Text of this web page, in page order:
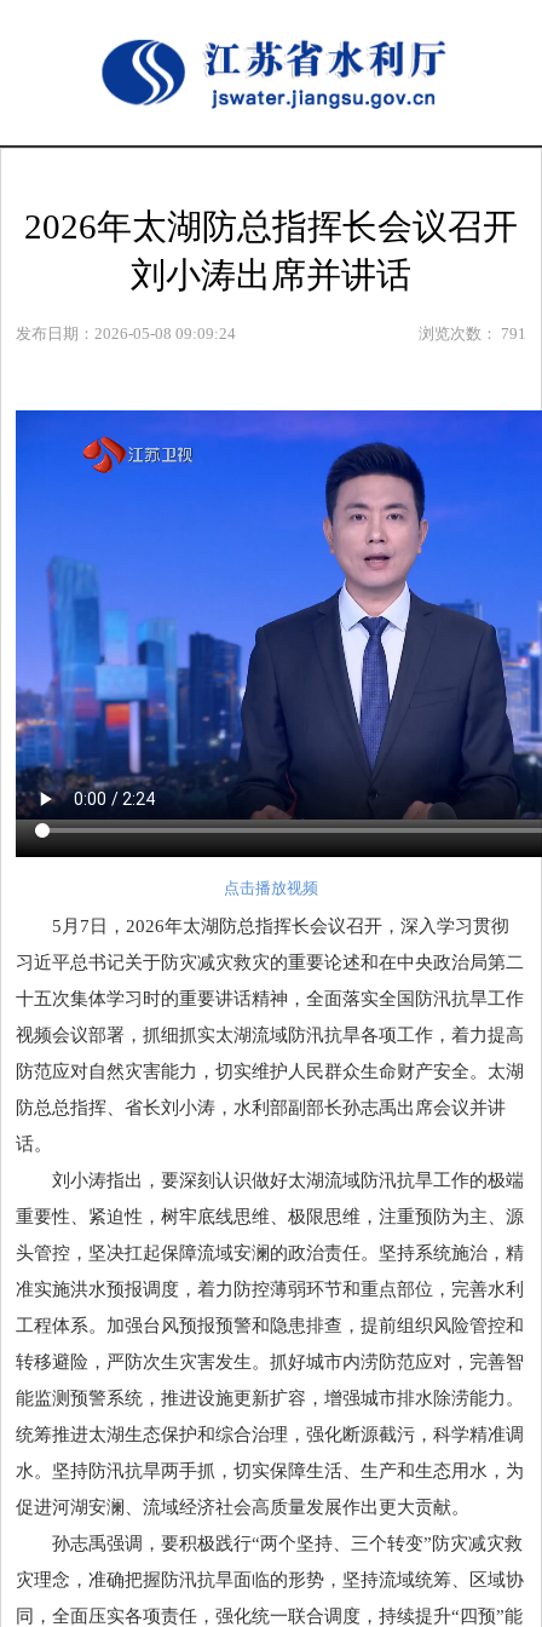
2026年太湖防总指挥长会议召开
刘小涛出席并讲话
发布日期：2026-05-08 09:09:24 浏览次数： 791
点击播放视频
5月7日，2026年太湖防总指挥长会议召开，深入学习贯彻
习近平总书记关于防灾减灾救灾的重要论述和在中央政治局第二
十五次集体学习时的重要讲话精神，全面落实全国防汛抗旱工作
视频会议部署，抓细抓实太湖流域防汛抗旱各项工作，着力提高
防范应对自然灾害能力，切实维护人民群众生命财产安全。太湖
防总总指挥、省长刘小涛，水利部副部长孙志禹出席会议并讲
话。
刘小涛指出，要深刻认识做好太湖流域防汛抗旱工作的极端
重要性、紧迫性，树牢底线思维、极限思维，注重预防为主、源
头管控，坚决扛起保障流域安澜的政治责任。坚持系统施治，精
准实施洪水预报调度，着力防控薄弱环节和重点部位，完善水利
工程体系。加强台风预报预警和隐患排查，提前组织风险管控和
转移避险，严防次生灾害发生。抓好城市内涝防范应对，完善智
能监测预警系统，推进设施更新扩容，增强城市排水除涝能力。
统筹推进太湖生态保护和综合治理，强化断源截污，科学精准调
水。坚持防汛抗旱两手抓，切实保障生活、生产和生态用水，为
促进河湖安澜、流域经济社会高质量发展作出更大贡献。
孙志禹强调，要积极践行“两个坚持、三个转变”防灾减灾救
灾理念，准确把握防汛抗旱面临的形势，坚持流域统筹、区域协
同，全面压实各项责任，强化统一联合调度，持续提升“四预”能